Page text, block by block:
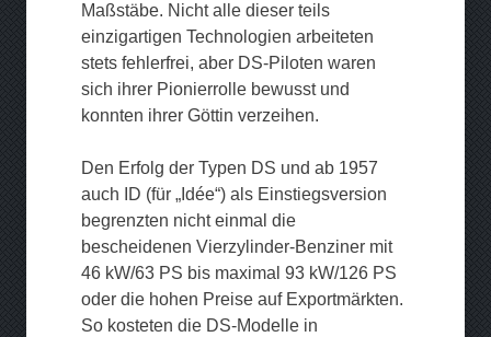
Maßstäbe. Nicht alle dieser teils
einzigartigen Technologien arbeiteten
stets fehlerfrei, aber DS-Piloten waren
sich ihrer Pionierrolle bewusst und
konnten ihrer Göttin verzeihen.
Den Erfolg der Typen DS und ab 1957
auch ID (für „Idée“) als Einstiegsversion
begrenzten nicht einmal die
bescheidenen Vierzylinder-Benziner mit
46 kW/63 PS bis maximal 93 kW/126 PS
oder die hohen Preise auf Exportmärkten.
So kosteten die DS-Modelle in